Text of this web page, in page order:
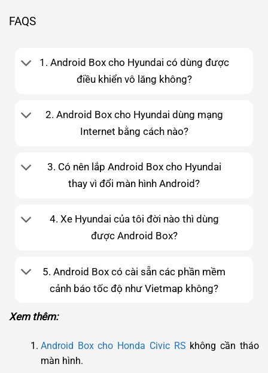
FAQS
1. Android Box cho Hyundai có dùng được
điều khiển vô lăng không?
2. Android Box cho Hyundai dùng mạng
Internet bằng cách nào?
3. Có nên lắp Android Box cho Hyundai
thay vì đổi màn hình Android?
4. Xe Hyundai của tôi đời nào thì dùng
được Android Box?
5. Android Box có cài sẵn các phần mềm
cảnh báo tốc độ như Vietmap không?
Xem thêm:
Android Box cho Honda Civic RS không cần tháo
màn hình.